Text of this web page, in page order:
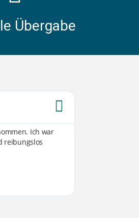
Übergabe
Ich war
reibungslos